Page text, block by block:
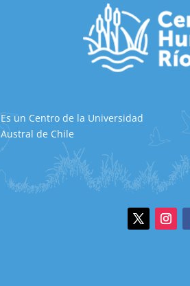
Es un Centro de la Universidad
Austral de Chile